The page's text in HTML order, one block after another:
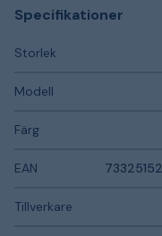
Specifikationer
Storlek
Modell
Färg
EAN
Tillverkare